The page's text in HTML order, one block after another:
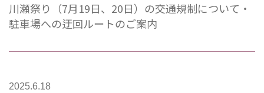
川瀬祭り（7月19日、20日）の交通規制について・
駐車場への迂回ルートのご案内
2025.6.18